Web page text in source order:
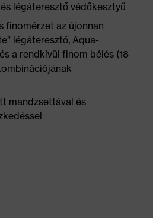
légáteresztő védőkesztyű
finomérzet az újonnan
légáteresztő, Aqua-
a rendkívül finom bélés (18-
mandzsettával és